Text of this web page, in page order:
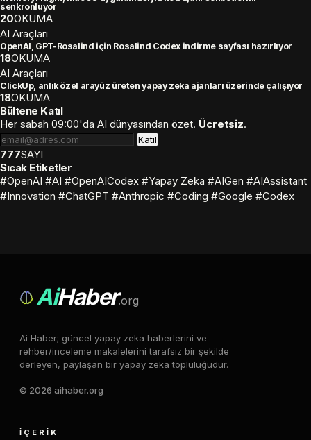
senkronluyor
20OKUMA
AI Araçları
OpenAI, GPT-Rosalind için Rosalind Codex indirme sayfası hazırlıyor
18OKUMA
AI Araçları
ClickUp, anlık özel arayüz üreten yapay zeka ajanları üzerinde çalışıyor
18OKUMA
Bültene Katıl
Her sabah 09:00'da AI dünyasından özet. Ücretsiz.
Katıl
777SAYI
Sıcak Etiketler
#OpenAI #AI #OpenAICodex #Yapay Zeka #AIGen #AIAssistant
#Innovation #ChatGPT #Anthropic #Coding #Google #Codex
AiHaber.org
Ai Haber; güncel yapay zeka haberlerini ve
rehber/inceleme makalelerini tarafsız bir şekilde
derleyen, paylaşan bir yapay zeka topluluğudur.
© 2026 aihaber.org
İÇERIK